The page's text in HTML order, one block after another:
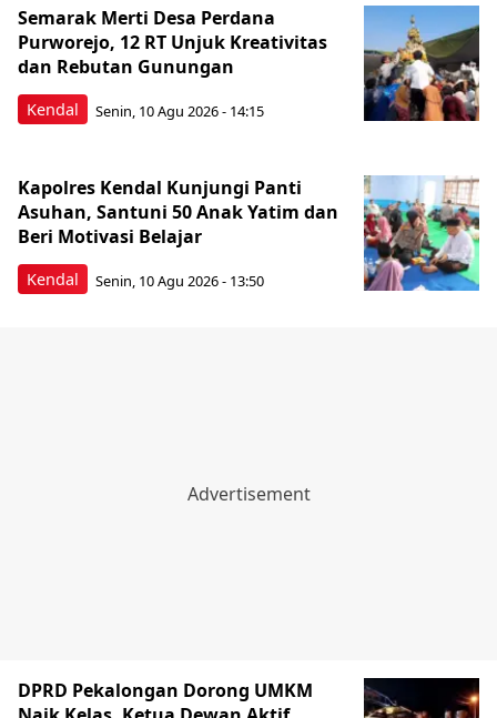
Kendal
Semarak Merti Desa Perdana
Purworejo, 12 RT Unjuk Kreativitas
dan Rebutan Gunungan
Senin, 10 Agu 2026 - 14:15
Kendal
Kapolres Kendal Kunjungi Panti
Asuhan, Santuni 50 Anak Yatim dan
Beri Motivasi Belajar
Senin, 10 Agu 2026 - 13:50
DPRD Pekalongan Dorong UMKM